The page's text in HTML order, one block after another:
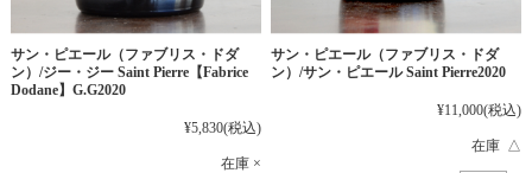
サン・ピエール（ファブリス・ドダ
ン）/ジー・ジー Saint Pierre【Fabrice
Dodane】G.G2020
¥5,830(税込)
在庫 ×
サン・ピエール（ファブリス・ドダ
ン）/サン・ピエール Saint Pierre2020
¥11,000(税込)
在庫 △